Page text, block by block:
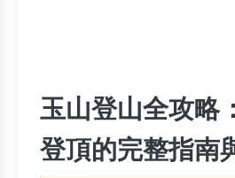
玉山登山全攻略
登頂的完整指南